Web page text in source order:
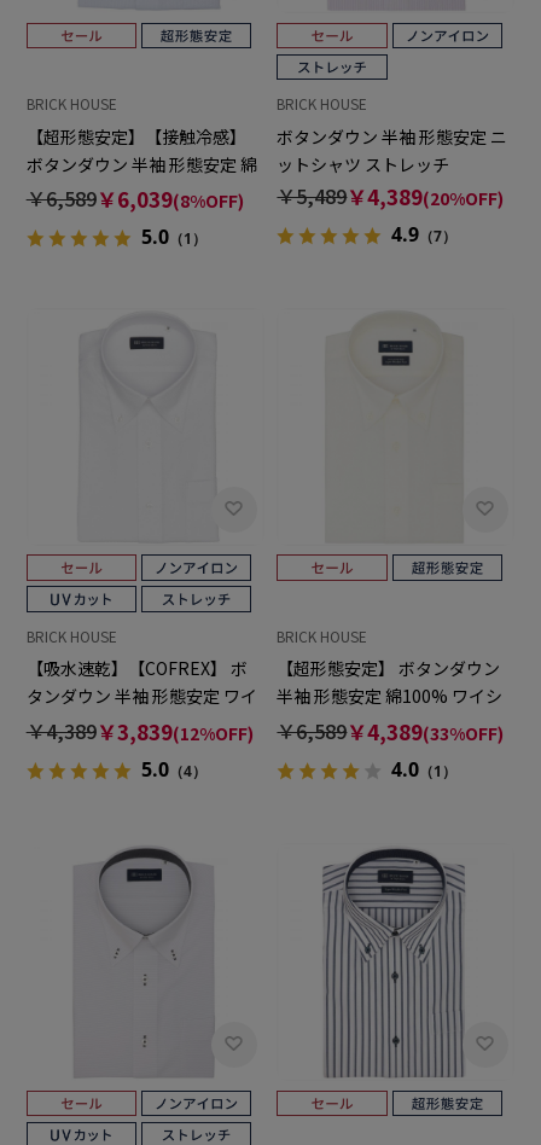
BRICK HOUSE
【超形態安定】【接触冷感】
ボタンダウン 半袖 形態安定 綿
100% ワイシャツ
￥6,589￥6,039(8%OFF)
5.0（1）
BRICK HOUSE
ボタンダウン 半袖 形態安定 ニ
ットシャツ ストレッチ
￥5,489￥4,389(20%OFF)
4.9 （7）
BRICK HOUSE
【吸水速乾】【COFREX】 ボ
タンダウン 半袖 形態安定 ワイ
シャツ
￥4,389￥3,839(12%OFF)
5.0（4）
BRICK HOUSE
【超形態安定】 ボタンダウン
半袖 形態安定 綿100% ワイシ
ャツ
￥6,589￥4,389(33%OFF)
4.0 （1）